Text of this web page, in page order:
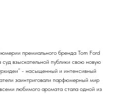
премиального бренда Tom Ford
суд взыскательной публики свою новую
- насыщенный и интенсивный
заинтриговали парфюмерный мир
любимого аромата стала одной из